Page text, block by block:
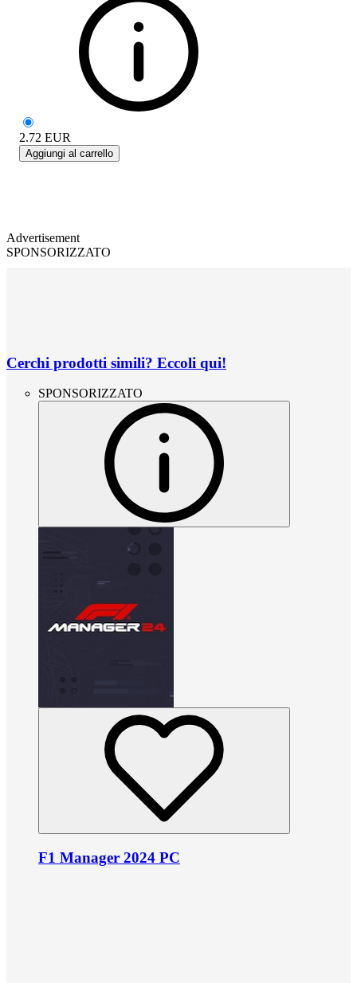
2.72 EUR
Aggiungi al carrello
Advertisement
SPONSORIZZATO
Cerchi prodotti simili? Eccoli qui!
SPONSORIZZATO
F1 Manager 2024 PC